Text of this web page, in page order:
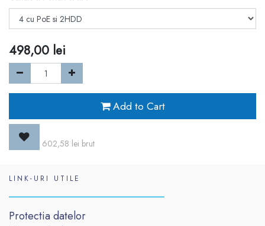
498,00 lei
Add to Cart
602,58 lei brut
LINK-URI UTILE
Protectia datelor